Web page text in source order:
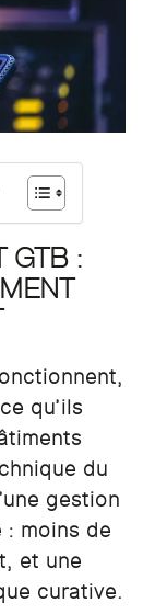
GTB :
qu’ils
du
gestion
: moins de
et une
curative.